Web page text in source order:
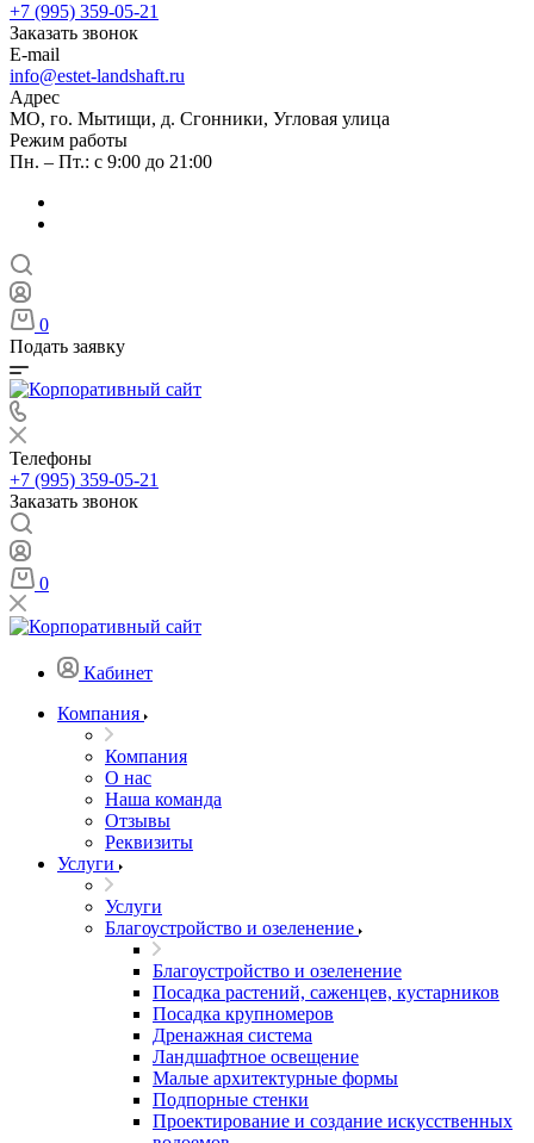
+7 (995) 359-05-21
Заказать звонок
E-mail
info@estet-landshaft.ru
Адрес
МО, го. Мытищи, д. Сгонники, Угловая улица
Режим работы
Пн. – Пт.: с 9:00 до 21:00
0
Подать заявку
Телефоны
+7 (995) 359-05-21
Заказать звонок
0
Кабинет
Компания
Компания
О нас
Наша команда
Отзывы
Реквизиты
Услуги
Услуги
Благоустройство и озеленение
Благоустройство и озеленение
Посадка растений, саженцев, кустарников
Посадка крупномеров
Дренажная система
Ландшафтное освещение
Малые архитектурные формы
Подпорные стенки
Проектирование и создание искусственных